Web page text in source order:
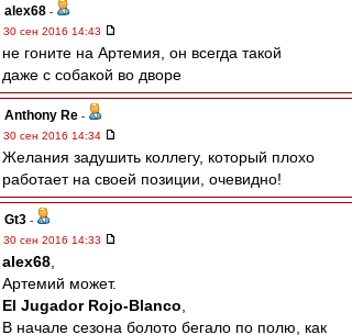
alex68 -
30 сен 2016 14:43
не гоните на Артемия, он всегда такой
даже с собакой во дворе
Anthony Re -
30 сен 2016 14:34
Желания задушить коллегу, который плохо
работает на своей позиции, очевидно!
Gt3 -
30 сен 2016 14:33
alex68
Артемий может.
El Jugador Rojo-Blanco
В начале сезона болото бегало по полю, как